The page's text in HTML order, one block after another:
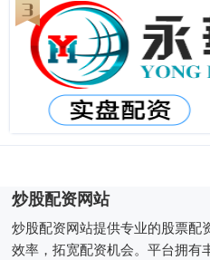
炒股配资网站
炒股配资网站提供专业的股票配
效率，拓宽配资机会。平台拥有